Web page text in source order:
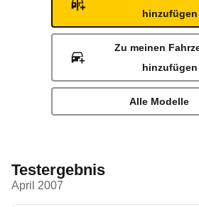
hinzufügen
Zu meinen
hinzufügen
Alle Modelle
Testergebnis
April 2007